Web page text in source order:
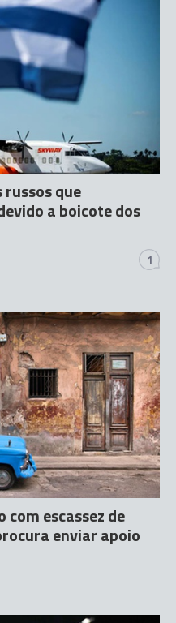
que
a boicote dos
1
com escassez de
enviar apoio